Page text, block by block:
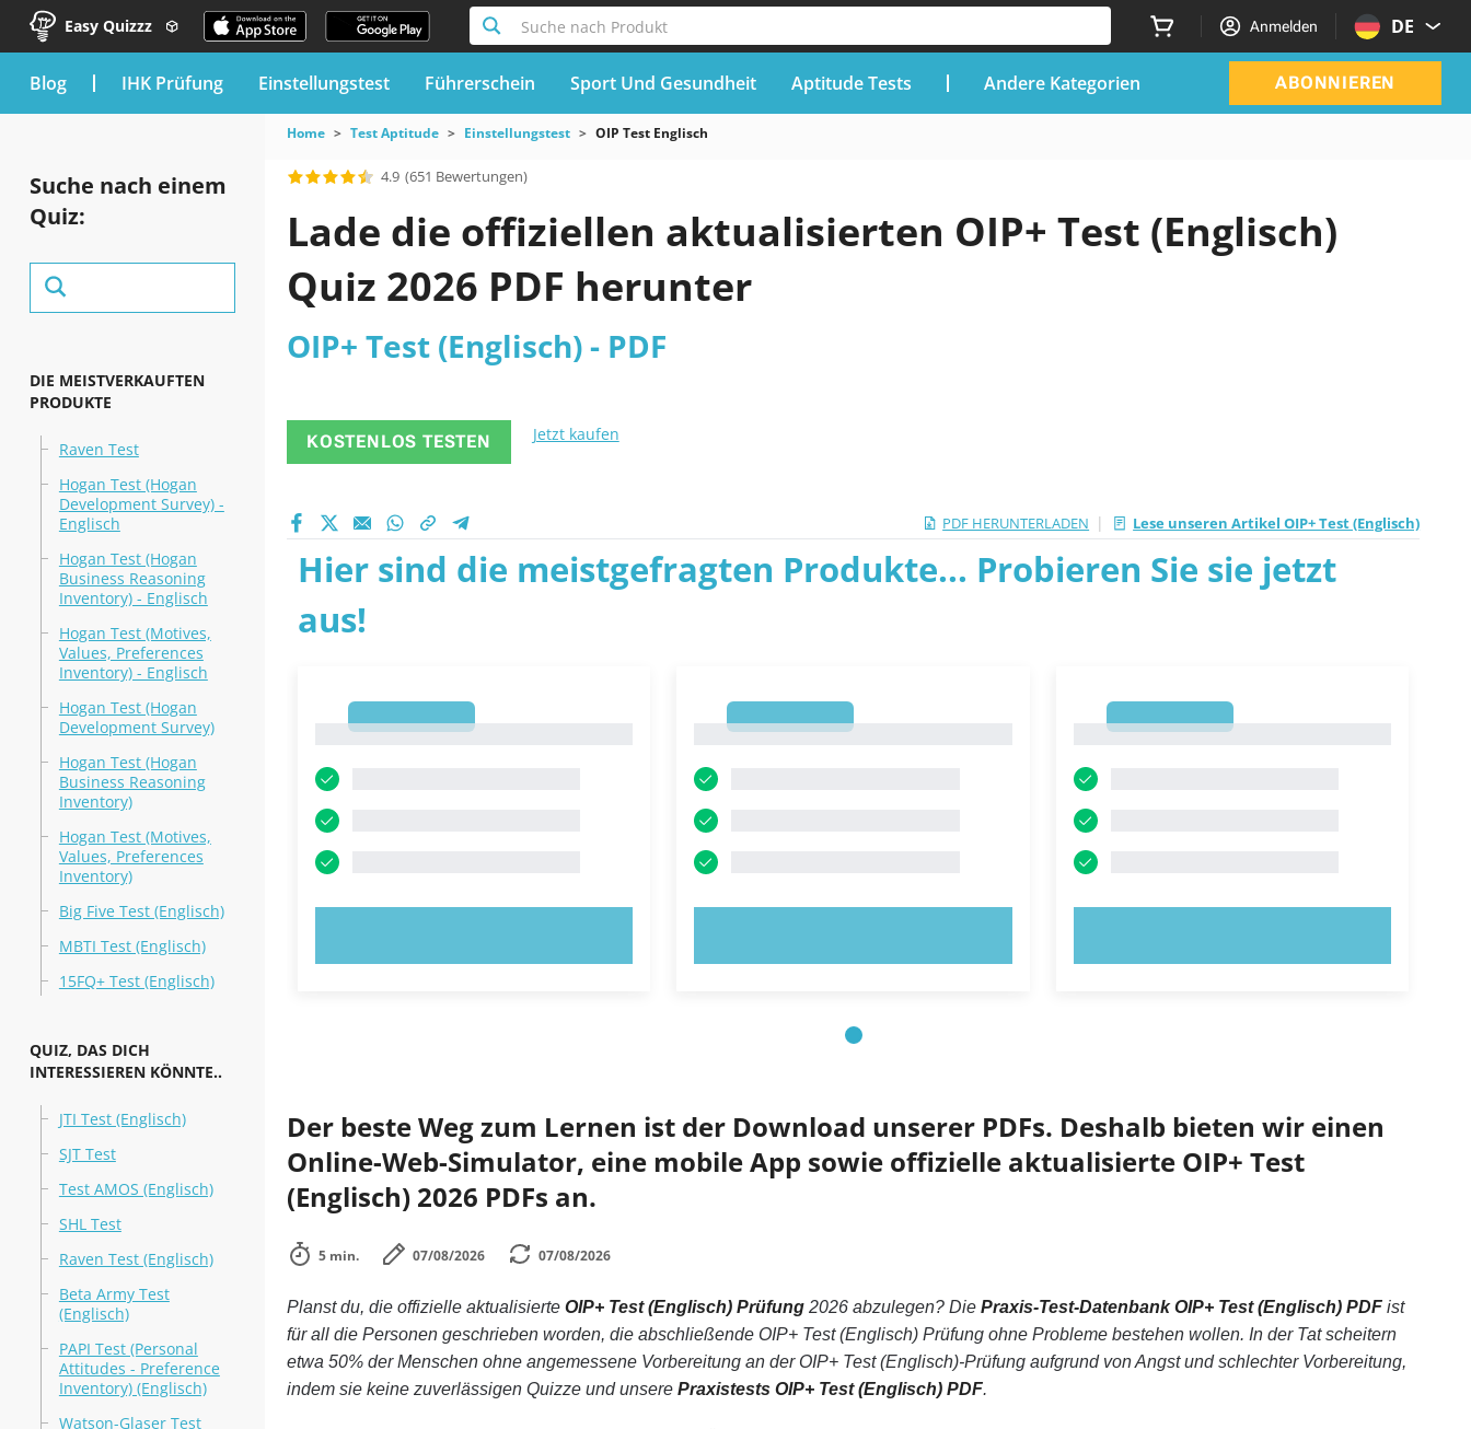
Easy Quizzz Suche nach Produkt Anmelden DE
blog IHK Prüfung Einstellungstest Führerschein Sport Und Gesundheit Aptitude Tests Andere Kategorien ABONNIEREN
Suche nach einem
Quiz:
DIE MEISTVERKAUFTEN
PRODUKTE
Raven Test
Hogan Test (Hogan
Development Survey) -
Englisch
Hogan Test (Hogan
Business Reasoning
Inventory) - Englisch
Hogan Test (Motives,
Values, Preferences
Inventory) - Englisch
Hogan Test (Hogan
Development Survey)
Hogan Test (Hogan
Business Reasoning
Inventory)
Hogan Test (Motives,
Values, Preferences
Inventory)
Big Five Test (Englisch)
MBTI Test (Englisch)
15FQ+ Test (Englisch)
QUIZ, DAS DICH
INTERESSIEREN KÖNNTE..
JTI Test (Englisch)
SJT Test
Test AMOS (Englisch)
SHL Test
Raven Test (Englisch)
Beta Army Test
(Englisch)
PAPI Test (Personal
Attitudes - Preference
Inventory) (Englisch)
Watson-Glaser Test
Home Test Aptitude Einstellungstest OIP Test Englisch
4.9 (651 Bewertungen)
Lade die offiziellen aktualisierten OIP+ Test (Englisch)
Quiz 2026 PDF herunter
OIP+ Test (Englisch) - PDF
KOSTENLOS TESTEN Jetzt kaufen
PDF HERUNTERLADEN | Lese unseren Artikel OIP+ Test (Englisch)
Hier sind die meistgefragten Produkte... Probieren Sie sie jetzt
aus!
Der beste Weg zum Lernen ist der Download unserer PDFs. Deshalb bieten wir einen
Online-Web-Simulator, eine mobile App sowie offizielle aktualisierte OIP+ Test
(Englisch) 2026 PDFs an.
5 min. 07/08/2026 07/08/2026
Planst du, die offizielle aktualisierte OIP+ Test (Englisch) Prüfung2026 abzulegen? Die Praxis-Test-Datenbank OIP+ Test (Englisch) PDFist
für all die Personen geschrieben worden, die abschließende OIP+ Test (Englisch) Prüfung ohne Probleme bestehen wollen. In der Tat scheitern
etwa 50% der Menschen ohne angemessene Vorbereitung an der OIP+ Test (Englisch)-Prüfung aufgrund von Angst und schlechter Vorbereitung,
indem sie keine zuverlässigen Quizze und unsere Praxistests OIP+ Test (Englisch) PDF.